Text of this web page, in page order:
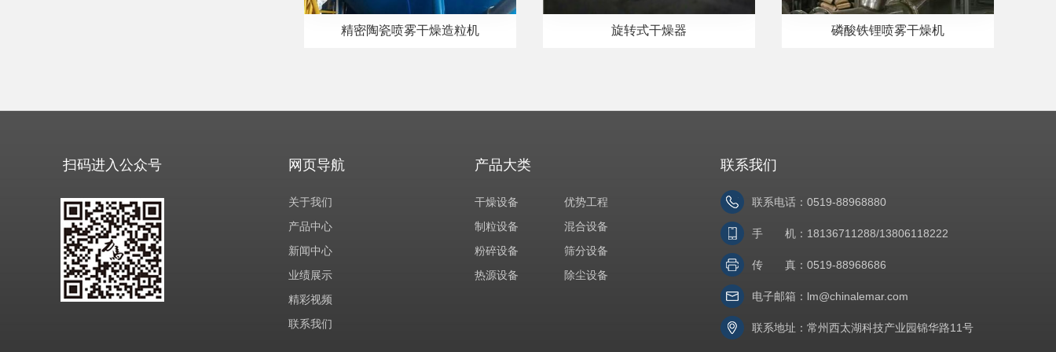
精密陶瓷喷雾干燥造粒机 旋转式干燥器 磷酸铁锂喷雾干燥机
扫码进入公众号 网页导航
关于我们
产品中心
新闻中心
业绩展示
精彩视频
联系我们
产品大类
干燥设备
优势工程
制粒设备
混合设备
粉碎设备
筛分设备
热源设备
除尘设备
联系我们
联系电话：0519-88968880
手 机：18136711288/13806118222
传 真：0519-88968686
电子邮箱： lm@chinalemar.com
联系地址：常州西太湖科技产业园锦华路11号